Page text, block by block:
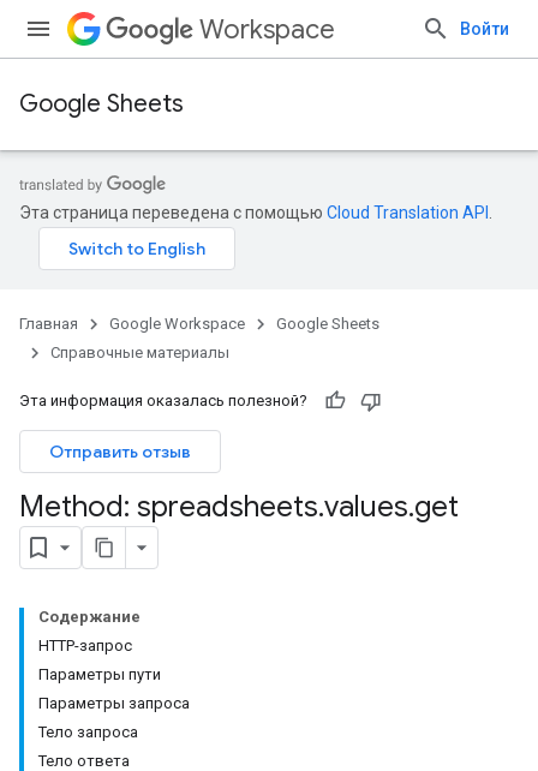
Workspace Войти
Google Sheets
Эта страница переведена с помощью Cloud Translation API
Главная Google Workspace
Google Sheets
Справочные материалы
Эта информация оказалась полезной?
Отправить отзыв
Method: spreadsheets.values.get
Содержание
HTTP-запрос
Параметры пути
Параметры запроса
Тело запроса
Тело ответа